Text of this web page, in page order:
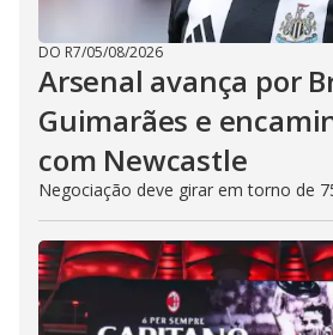
DO R7/05/08/2026
Arsenal avança por
Guimarães e
com Newcastle
Negociação deve girar em torno de